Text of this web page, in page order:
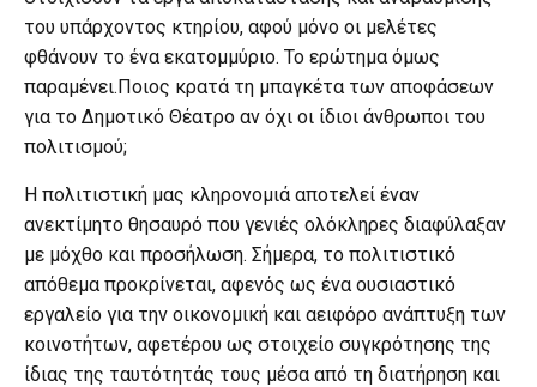
του υπάρχοντος κτηρίου, αφού μόνο οι μελέτες
φθάνουν το ένα εκατομμύριο. Το ερώτημα όμως
παραμένει.Ποιος κρατά τη μπαγκέτα των αποφάσεων
για το Δημοτικό Θέατρο αν όχι οι ίδιοι άνθρωποι του
πολιτισμού;
Η πολιτιστική μας κληρονομιά αποτελεί έναν
ανεκτίμητο θησαυρό που γενιές ολόκληρες διαφύλαξαν
με μόχθο και προσήλωση. Σήμερα, το πολιτιστικό
απόθεμα προκρίνεται, αφενός ως ένα ουσιαστικό
εργαλείο για την οικονομική και αειφόρο ανάπτυξη των
κοινοτήτων, αφετέρου ως στοιχείο συγκρότησης της
ίδιας της ταυτότητάς τους μέσα από τη διατήρηση και